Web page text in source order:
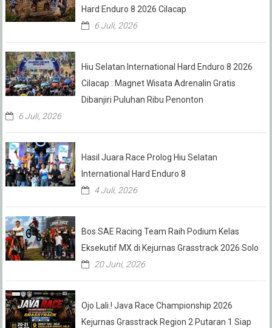
Hard Enduro 8 2026 Cilacap
6 Juli, 2026
Hiu Selatan International Hard Enduro 8 2026
Cilacap : Magnet Wisata Adrenalin Gratis
Dibanjiri Puluhan Ribu Penonton
6 Juli, 2026
Hasil Juara Race Prolog Hiu Selatan
International Hard Enduro 8
4 Juli, 2026
Bos SAE Racing Team Raih Podium Kelas
Eksekutif MX di Kejurnas Grasstrack 2026 Solo
20 Juni, 2026
Ojo Lali.! Java Race Championship 2026
Kejurnas Grasstrack Region 2 Putaran 1 Siap